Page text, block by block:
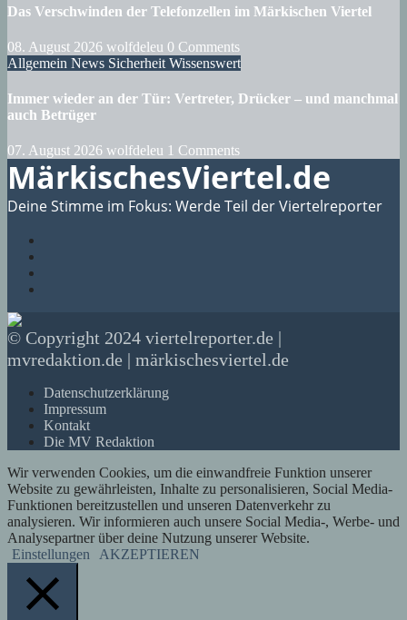
Das Verschwinden der Telefonzellen im Märkischen Viertel
08. August 2026 wolfdeleu 0 Comments
Allgemein News Sicherheit Wissenswert
Immer wieder an der Tür: Vertreter, Drücker – und manchmal
auch Betrüger
07. August 2026 wolfdeleu 1 Comments
MärkischesViertel.de
Deine Stimme im Fokus: Werde Teil der Viertelreporter
© Copyright 2024 viertelreporter.de |
mvredaktion.de | märkischesviertel.de
Datenschutzerklärung
Impressum
Kontakt
Die MV Redaktion
Wir verwenden Cookies, um die einwandfreie Funktion unserer
Website zu gewährleisten, Inhalte zu personalisieren, Social Media-
Funktionen bereitzustellen und unseren Datenverkehr zu
analysieren. Wir informieren auch unsere Social Media-, Werbe- und
Analysepartner über deine Nutzung unserer Website.
Einstellungen AKZEPTIEREN